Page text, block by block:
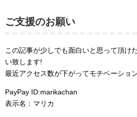
ご支援のお願い
この記事が少しでも面白いと思って頂け
い致します!
最近アクセス数が下がってモチベーショ
PayPay ID:marikachan
表示名：マリカ